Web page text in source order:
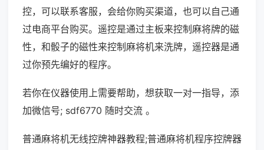
控，可以联系客服，会给你购买渠道，也可以自己通
过电商平台购买。遥控是通过主板来控制麻将牌的磁
性，和骰子的磁性来控制麻将机来洗牌，遥控器是通
过你预先编好的程序。
若你在仪器使用上需要帮助，想获取一对一指导，添
加微信号; sdf6770 随时交流 。
普通麻将机无线控牌神器教程;普通麻将机程序控牌器